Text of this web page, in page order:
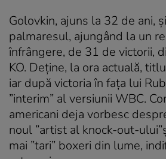
Golovkin, ajuns la 32 de ani,
palmaresul, ajungând la un
înfrângere, de 31 de victorii,
KO. Deţine, la ora actuală,
iar după victoria în faţa lui
”interim” al versiunii WBC.
americani deja vorbesc
noul ”artist al knock-out-
mai ”tari” boxeri din lume,